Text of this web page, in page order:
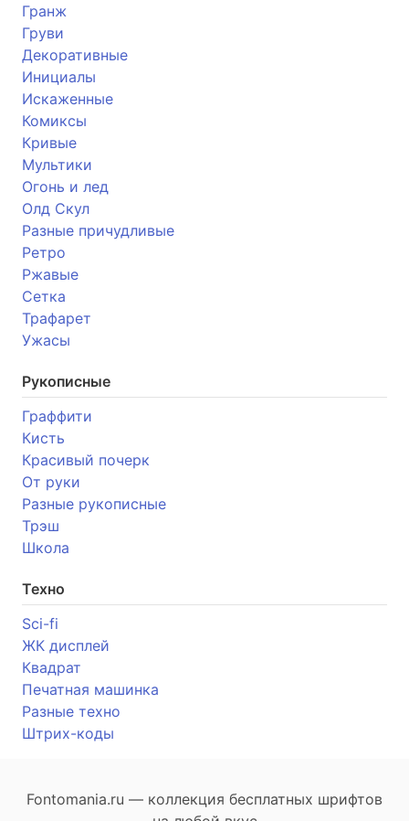
Гранж
Груви
Декоративные
Инициалы
Искаженные
Комиксы
Кривые
Мультики
Огонь и лед
Олд Скул
Разные причудливые
Ретро
Ржавые
Сетка
Трафарет
Ужасы
Рукописные
Граффити
Кисть
Красивый почерк
От руки
Разные рукописные
Трэш
Школа
Техно
Sci-fi
ЖК дисплей
Квадрат
Печатная машинка
Разные техно
Штрих-коды
Fontomania.ru — коллекция бесплатных шрифтов